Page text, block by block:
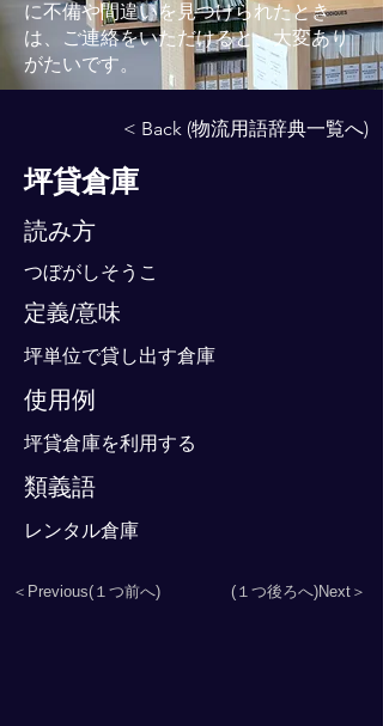
に不備や間違いを見つけられたとき
は、ご連絡をいただけると、大変あり
がたいです。
< Back (物流用語辞典一覧へ)
坪貸倉庫
読み方
つぼがしそうこ
定義/意味
坪単位で貸し出す倉庫
使用例
坪貸倉庫を利用する
類義語
レンタル倉庫
＜Previous(１つ前へ) (１つ後ろへ)Next＞